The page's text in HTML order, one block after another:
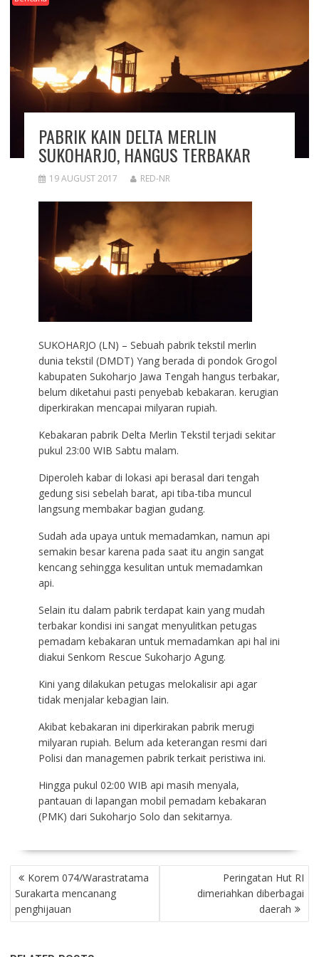
PABRIK KAIN DELTA MERLIN
SUKOHARJO, HANGUS TERBAKAR
19 AUGUST 2017 RED-NR
SUKOHARJO (LN) – Sebuah pabrik tekstil merlin
dunia tekstil (DMDT) Yang berada di pondok Grogol
kabupaten Sukoharjo Jawa Tengah hangus terbakar,
belum diketahui pasti penyebab kebakaran. kerugian
diperkirakan mencapai milyaran rupiah.
Kebakaran pabrik Delta Merlin Tekstil terjadi sekitar
pukul 23:00 WIB Sabtu malam.
Diperoleh kabar di lokasi api berasal dari tengah
gedung sisi sebelah barat, api tiba-tiba muncul
langsung membakar bagian gudang.
Sudah ada upaya untuk memadamkan, namun api
semakin besar karena pada saat itu angin sangat
kencang sehingga kesulitan untuk memadamkan
api.
Selain itu dalam pabrik terdapat kain yang mudah
terbakar kondisi ini sangat menyulitkan petugas
pemadam kebakaran untuk memadamkan api hal ini
diakui Senkom Rescue Sukoharjo Agung.
Kini yang dilakukan petugas melokalisir api agar
tidak menjalar kebagian lain.
Akibat kebakaran ini diperkirakan pabrik merugi
milyaran rupiah. Belum ada keterangan resmi dari
Polisi dan managemen pabrik terkait peristiwa ini.
Hingga pukul 02:00 WIB api masih menyala,
pantauan di lapangan mobil pemadam kebakaran
(PMK) dari Sukoharjo Solo dan sekitarnya.
P
O
S
T
A
Korem 074/Warastratama
Surakarta mencanang
penghijauan
Peringatan Hut RI
dimeriahkan diberbagai
daerah